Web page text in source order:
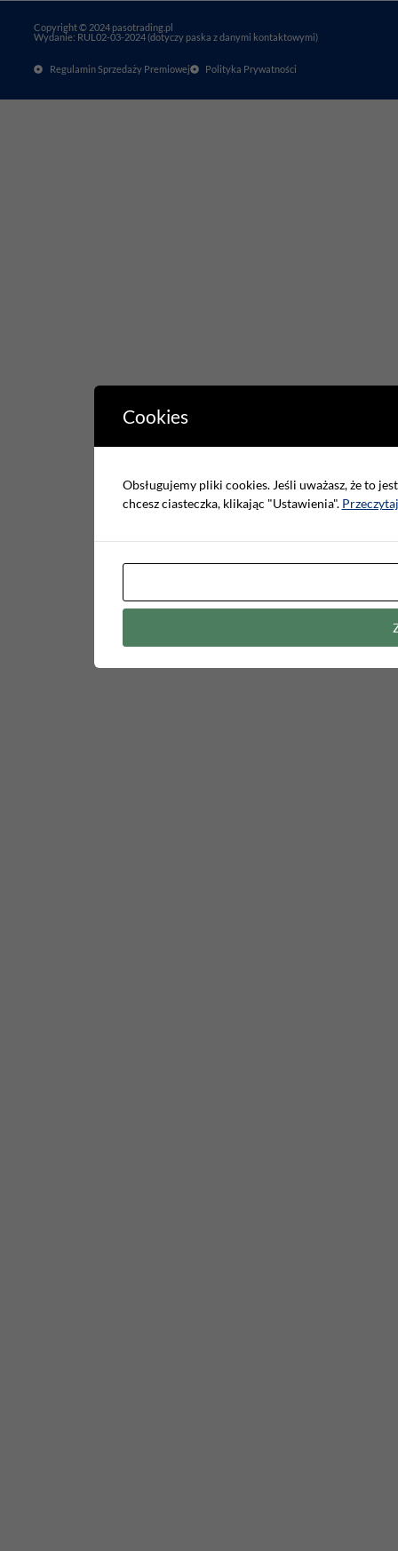
Copyright © 2024 pasotrading.pl
Wydanie: RUL02-03-2024 (dotyczy paska z danymi kontaktowymi)
Regulamin Sprzedaży Premiowej Polityka Prywatności
Cookies
Obsługujemy pliki cookies. Jeśli uważasz, że to
chcesz ciasteczka, klikając "Ustawienia".